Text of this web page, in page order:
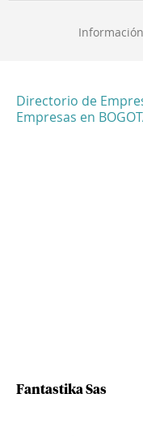
Directorio de
Empresas en
Fantastika Sas